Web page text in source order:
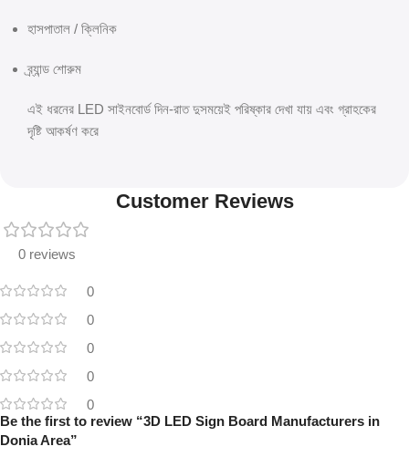
হাসপাতাল / ক্লিনিক
ব্র্যান্ড শোরুম
এই ধরনের LED সাইনবোর্ড দিন-রাত দুসময়েই পরিষ্কার দেখা যায় এবং গ্রাহকের
দৃষ্টি আকর্ষণ করে
Customer Reviews
0 reviews
0
0
0
0
0
Be the first to review “3D LED Sign Board Manufacturers in
Donia Area”